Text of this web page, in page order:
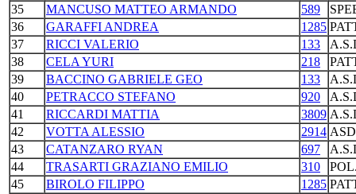
35
MANCUSO MATTEO ARMANDO 589
36
GARAFFI ANDREA 1285
37
RICCI VALERIO 133
38
CELA YURI 218
39
BACCINO GABRIELE GEO 133
40
PETRACCO STEFANO 920
41
RICCARDI MATTIA 3809
42
VOTTA ALESSIO 2914
43
CATANZARO RYAN 697
44
TRASARTI GRAZIANO EMILIO 310
45
BIROLO FILIPPO 1285